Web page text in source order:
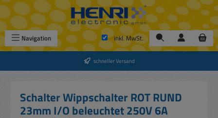
Zum Hauptinhalt springen
Navigation inkl. MwSt.
schneller Versand
Schalter Wippschalter ROT RUND
23mm I/O beleuchtet 250V 6A